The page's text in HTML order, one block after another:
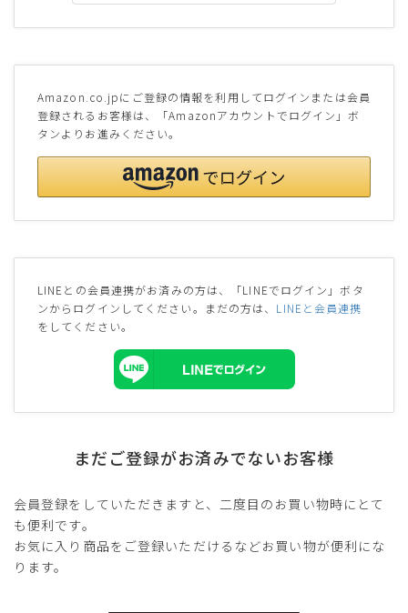
Amazon.co.jpにご登録の情報を利用してログインまたは会員
登録されるお客様は、「Amazonアカウントでログイン」ボ
タンよりお進みください。
LINEとの会員連携がお済みの方は、「LINEでログイン」ボタ
ンからログインしてください。まだの方は、 LINEと会員連携
をしてください。
まだご登録がお済みでないお客様
会員登録をしていただきますと、二度目のお買い物時にとて
も便利です。
お気に入り商品をご登録いただけるなどお買い物が便利にな
ります。